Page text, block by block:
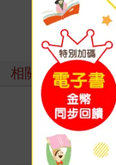
相關主題